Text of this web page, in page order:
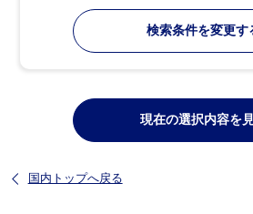
検索条件を変更す
現在の選択内容を
国内トップへ戻る